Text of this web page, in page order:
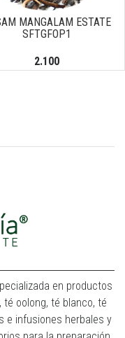
MANGALAM ESTATE
SFTGFOP1
2.100
en productos
té oolong, té blanco, té
e infusiones herbales y